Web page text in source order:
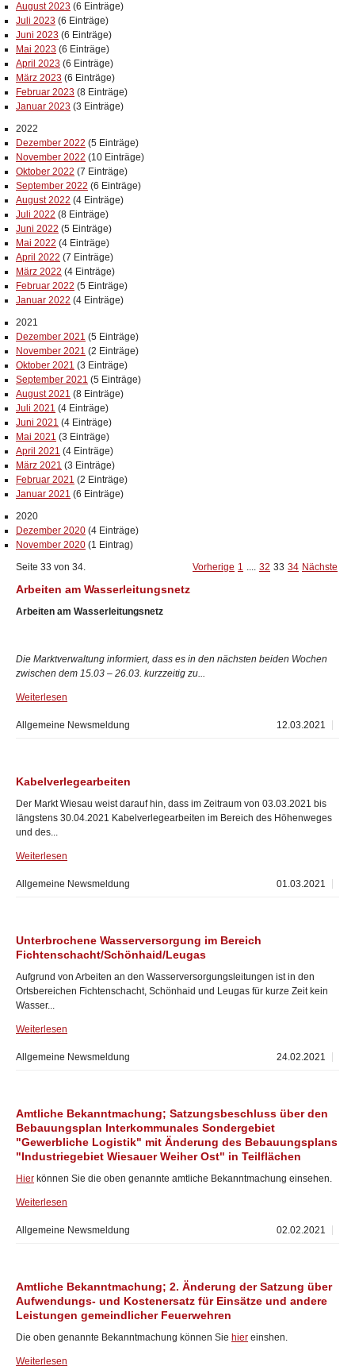
August 2023 (6 Einträge)
Juli 2023 (6 Einträge)
Juni 2023 (6 Einträge)
Mai 2023 (6 Einträge)
April 2023 (6 Einträge)
März 2023 (6 Einträge)
Februar 2023 (8 Einträge)
Januar 2023 (3 Einträge)
2022
Dezember 2022 (5 Einträge)
November 2022 (10 Einträge)
Oktober 2022 (7 Einträge)
September 2022 (6 Einträge)
August 2022 (4 Einträge)
Juli 2022 (8 Einträge)
Juni 2022 (5 Einträge)
Mai 2022 (4 Einträge)
April 2022 (7 Einträge)
März 2022 (4 Einträge)
Februar 2022 (5 Einträge)
Januar 2022 (4 Einträge)
2021
Dezember 2021 (5 Einträge)
November 2021 (2 Einträge)
Oktober 2021 (3 Einträge)
September 2021 (5 Einträge)
August 2021 (8 Einträge)
Juli 2021 (4 Einträge)
Juni 2021 (4 Einträge)
Mai 2021 (3 Einträge)
April 2021 (4 Einträge)
März 2021 (3 Einträge)
Februar 2021 (2 Einträge)
Januar 2021 (6 Einträge)
2020
Dezember 2020 (4 Einträge)
November 2020 (1 Eintrag)
Seite 33 von 34.
Vorherige 1 .... 32 33 34 Nächste
Arbeiten am Wasserleitungsnetz
Arbeiten am Wasserleitungsnetz
Die Marktverwaltung informiert, dass es in den nächsten beiden Wochen
zwischen dem 15.03 – 26.03. kurzzeitig zu...
Weiterlesen
12.03.2021
Allgemeine Newsmeldung
Kabelverlegearbeiten
Der Markt Wiesau weist darauf hin, dass im Zeitraum von 03.03.2021 bis
längstens 30.04.2021 Kabelverlegearbeiten im Bereich des Höhenweges
und des...
Weiterlesen
01.03.2021
Allgemeine Newsmeldung
Unterbrochene Wasserversorgung im Bereich
Fichtenschacht/Schönhaid/Leugas
Aufgrund von Arbeiten an den Wasserversorgungsleitungen ist in den
Ortsbereichen Fichtenschacht, Schönhaid und Leugas für kurze Zeit kein
Wasser...
Weiterlesen
24.02.2021
Allgemeine Newsmeldung
Amtliche Bekanntmachung; Satzungsbeschluss über den
Bebauungsplan Interkommunales Sondergebiet
"Gewerbliche Logistik" mit Änderung des Bebauungsplans
"Industriegebiet Wiesauer Weiher Ost" in Teilflächen
Hier können Sie die oben genannte amtliche Bekanntmachung einsehen.
Weiterlesen
02.02.2021
Allgemeine Newsmeldung
Amtliche Bekanntmachung; 2. Änderung der Satzung über
Aufwendungs- und Kostenersatz für Einsätze und andere
Leistungen gemeindlicher Feuerwehren
Die oben genannte Bekanntmachung können Sie hier einshen.
Weiterlesen